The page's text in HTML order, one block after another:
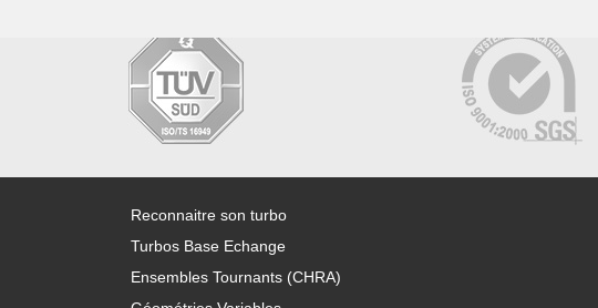
Reconnaitre son turbo
Turbos Base Echange
Ensembles Tournants (CHRA)